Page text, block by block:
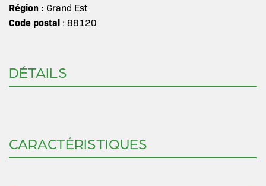
Région : Grand Est
Code postal : 88120
DÉTAILS
CARACTÉRISTIQUES